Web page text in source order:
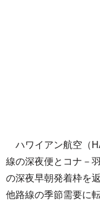
ハワイアン航空（
線の深夜便とコナ－
の深夜早朝発着枠を
他路線の季節需要に